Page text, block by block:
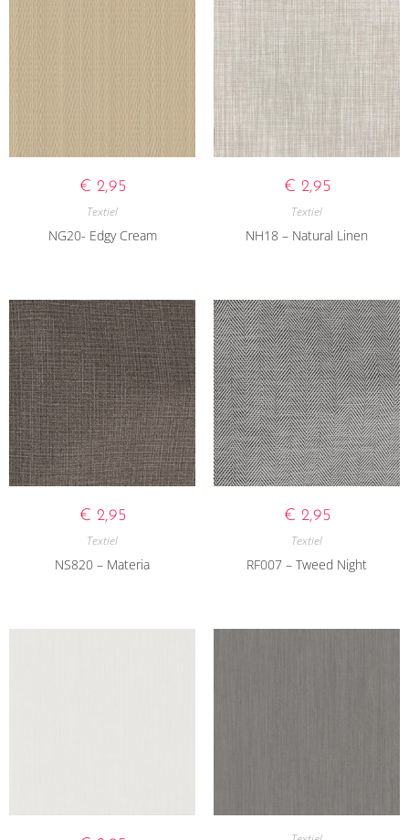
€ 2,95
Textiel
NG20- Edgy Cream
€ 2,95
Textiel
NH18 – Natural Linen
€ 2,95
Textiel
NS820 – Materia
€ 2,95
Textiel
RF007 – Tweed Night